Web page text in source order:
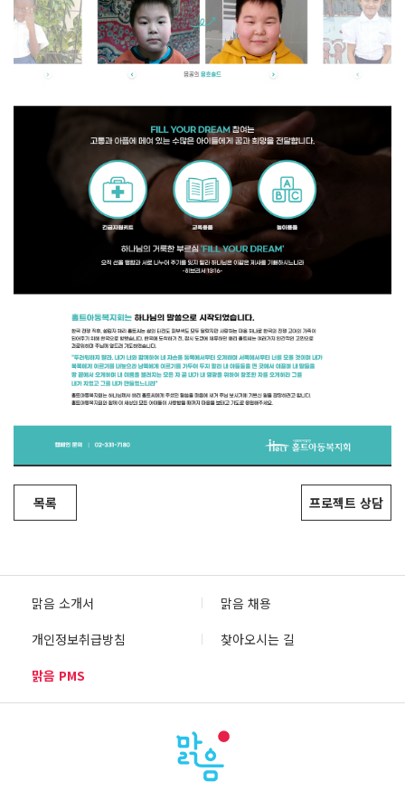
목록 프로젝트 상담
맑음 소개서
맑음 채용
개인정보취급방침
찾아오시는 길
맑음 PMS